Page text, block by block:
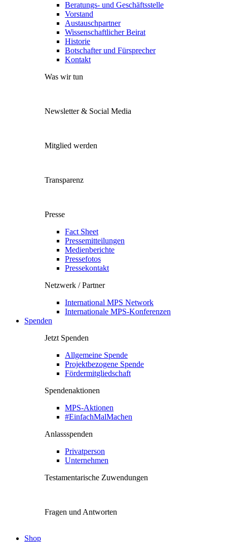
Beratungs- und Geschäftsstelle
Vorstand
Austauschpartner
Wissenschaftlicher Beirat
Historie
Botschafter und Fürsprecher
Kontakt
Was wir tun
Newsletter & Social Media
Mitglied werden
Transparenz
Presse
Fact Sheet
Pressemitteilungen
Medienberichte
Pressefotos
Pressekontakt
Netzwerk / Partner
International MPS Network
Internationale MPS-Konferenzen
Spenden
Jetzt Spenden
Allgemeine Spende
Projektbezogene Spende
Fördermitgliedschaft
Spendenaktionen
MPS-Aktionen
#EinfachMalMachen
Anlassspenden
Privatperson
Unternehmen
Testamentarische Zuwendungen
Fragen und Antworten
Shop